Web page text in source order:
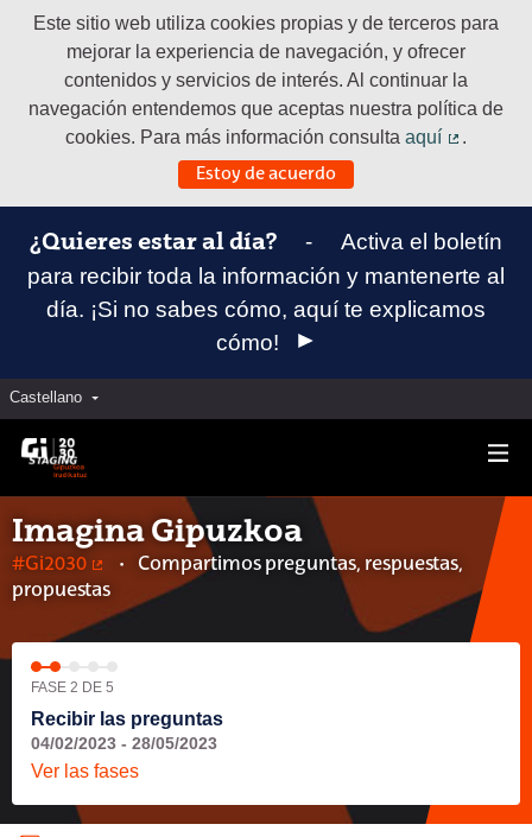
Este sitio web utiliza cookies propias y de terceros para
mejorar la experiencia de navegación, y ofrecer
contenidos y servicios de interés. Al continuar la
navegación entendemos que aceptas nuestra política de
cookies. Para más información consultaaquí
.
Estoy de acuerdo
¿Quieres estar al día? -
Activa el boletín
para recibir toda la información y mantenerte al
día. ¡Si no sabes cómo, aquí te explicamos
cómo!
Castellano Elegir el idioma
Imagina Gipuzkoa
#Gi2030
(Enlace externo)
Compartimos preguntas, respuestas,
propuestas
FASE 2 DE 5
Recibir las preguntas
04/02/2023 - 28/05/2023
Ver las fases